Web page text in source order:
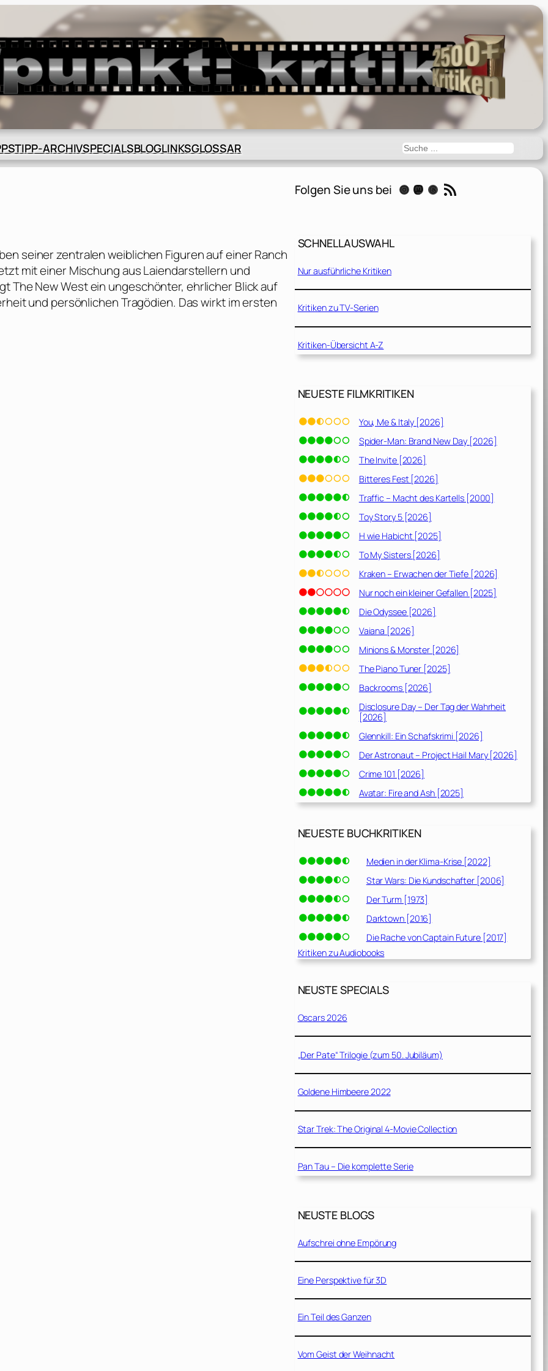
TIPP-ARCHIVSPECIALSBLOGLINKSGLOSSAR Suchen
seiner zentralen weiblichen Figuren auf einer Ranch
mit einer Mischung aus Laiendarstellern und
The New West ein ungeschönter, ehrlicher Blick auf
und persönlichen Tragödien. Das wirkt im ersten
Folgen Sie uns bei Instagram Mastodon Threads RSS-Feed
SCHNELLAUSWAHL
Nur ausführliche Kritiken
Kritiken zu TV-Serien
Kritiken-Übersicht A-Z
NEUESTE FILMKRITIKEN
You, Me & Italy [2026]
Spider-Man: Brand New Day [2026]
The Invite [2026]
Bitteres Fest [2026]
Traffic – Macht des Kartells [2000]
Toy Story 5 [2026]
H wie Habicht [2025]
To My Sisters [2026]
Kraken – Erwachen der Tiefe [2026]
Nur noch ein kleiner Gefallen [2025]
Die Odyssee [2026]
Vaiana [2026]
Minions & Monster [2026]
The Piano Tuner [2025]
Backrooms [2026]
Disclosure Day – Der Tag der Wahrheit
[2026]
Glennkill: Ein Schafskrimi [2026]
Der Astronaut – Project Hail Mary [2026]
Crime 101 [2026]
Avatar: Fire and Ash [2025]
NEUESTE BUCHKRITIKEN
Medien in der Klima-Krise [2022]
Star Wars: Die Kundschafter [2006]
Der Turm [1973]
Darktown [2016]
Die Rache von Captain Future [2017]
Kritiken zu Audiobooks
NEUSTE SPECIALS
Oscars 2026
„Der Pate“ Trilogie (zum 50. Jubiläum)
Goldene Himbeere 2022
Star Trek: The Original 4-Movie Collection
Pan Tau – Die komplette Serie
NEUSTE BLOGS
Aufschrei ohne Empörung
Eine Perspektive für 3D
Ein Teil des Ganzen
Vom Geist der Weihnacht